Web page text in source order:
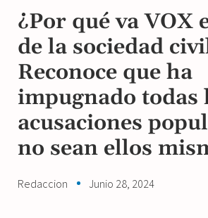
¿Por qué va VOX
de la sociedad
Reconoce que ha
impugnado todas
acusaciones
no sean ellos
Redaccion Junio 28, 2024